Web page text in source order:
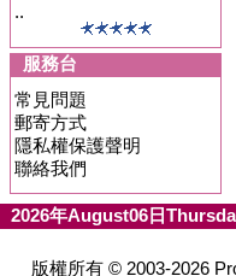
..
服務台
常見問題
郵寄方式
隱私權保護聲明
聯絡我們
2026年August06日
版權所有 © 2003-2026